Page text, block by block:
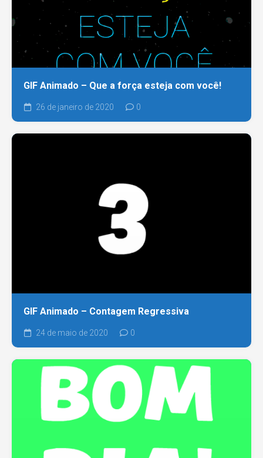
GIF Animado – Que a força esteja com você!
26 de janeiro de 2020 0
GIF Animado – Contagem Regressiva
24 de maio de 2020 0